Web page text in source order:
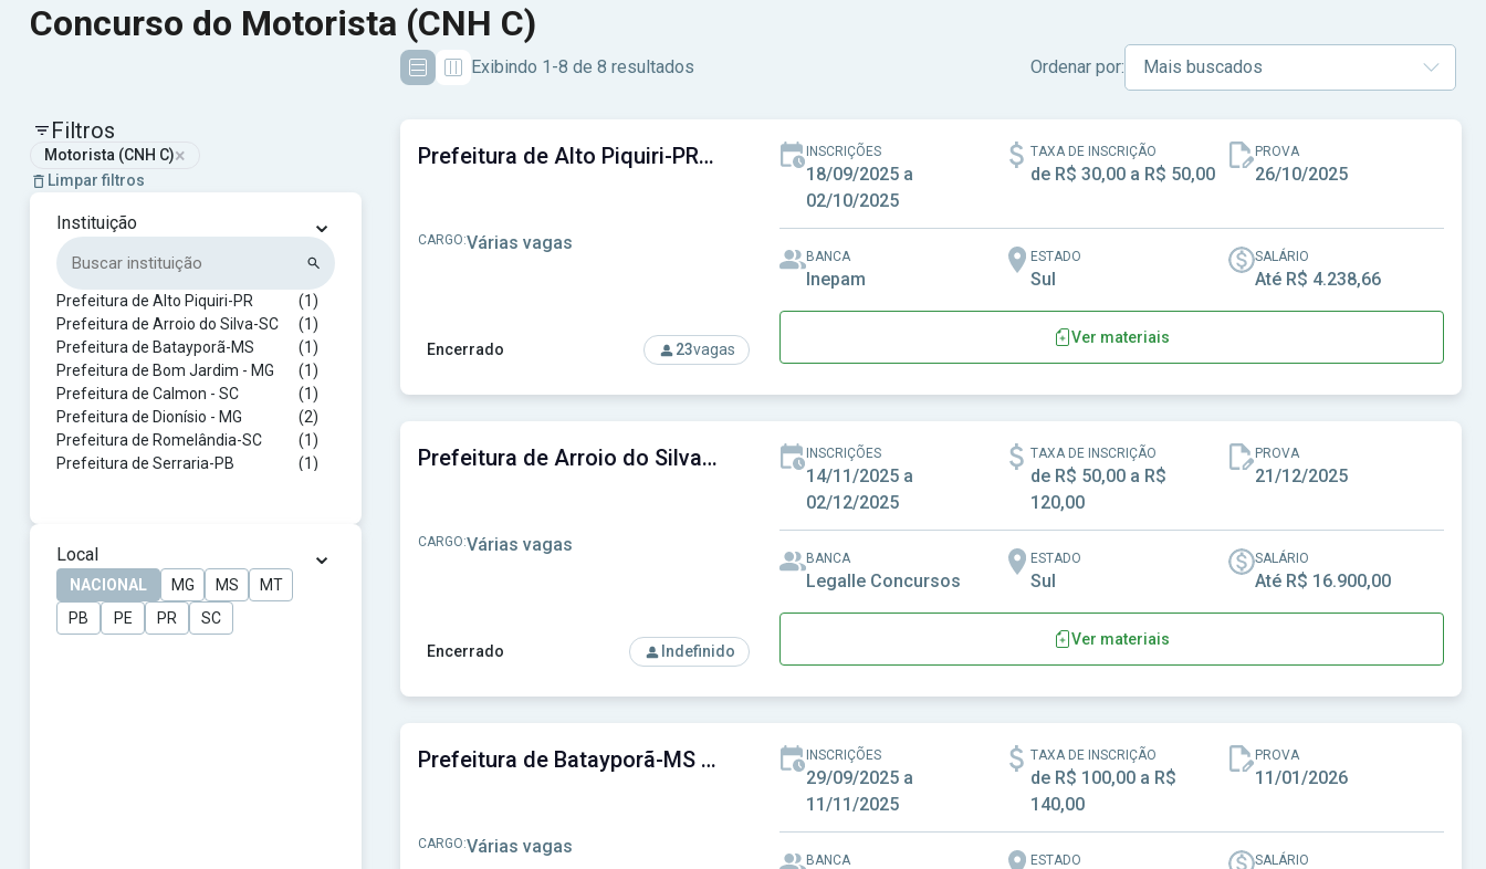
Concurso do Motorista (CNH C)
Exibindo 1-8 de 8 resultados Ordenar por:
Filtros
Motorista (CNH C)×
Limpar filtros
Instituição ⌄
Prefeitura de Alto Piquiri-PR
(1)
Prefeitura de Arroio do Silva-SC
(1)
Prefeitura de Batayporã-MS
(1)
Prefeitura de Bom Jardim - MG
(1)
Prefeitura de Calmon - SC
(1)
Prefeitura de Dionísio - MG
(2)
Prefeitura de Romelândia-SC
(1)
Prefeitura de Serraria-PB
(1)
Local ⌄
NACIONAL MG MS
MT
PB
PE PR SC
Encerrado 23vagas
Prefeitura de Alto Piquiri-PR - Prefeitura Municipal de Alto Piquiri-PR
CARGO:Várias vagas
INSCRIÇÕES
18/09/2025 a
02/10/2025
TAXA DE INSCRIÇÃO
de R$ 30,00 a R$ 50,00
PROVA
26/10/2025
BANCA
Inepam
ESTADO
Sul
SALÁRIO
Até R$ 4.238,66
Ver materiais
Encerrado Indefinido
Prefeitura de Arroio do Silva-SC - Prefeitura Municipal de Arroio do Silva-SC
CARGO:Várias vagas
INSCRIÇÕES
14/11/2025 a
02/12/2025
TAXA DE INSCRIÇÃO
de R$ 50,00 a R$
120,00
PROVA
21/12/2025
BANCA
Legalle Concursos
ESTADO
Sul
SALÁRIO
Até R$ 16.900,00
Ver materiais
Prefeitura de Batayporã-MS - Prefeitura Municipal de Batayporã-MS
CARGO:Várias vagas
INSCRIÇÕES
29/09/2025 a
11/11/2025
TAXA DE INSCRIÇÃO
de R$ 100,00 a R$
140,00
PROVA
11/01/2026
BANCA ESTADO SALÁRIO